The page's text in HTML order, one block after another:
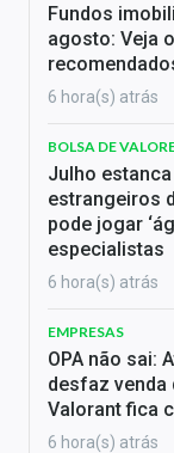
Fundos
agosto: Veja
6 hora(s) atrás
BOLSA DE
Julho
estrangeiros
pode jogar
especialistas
6 hora(s) atrás
EMPRESAS
OPA não sai:
desfaz venda
Valorant fica
6 hora(s) atrás